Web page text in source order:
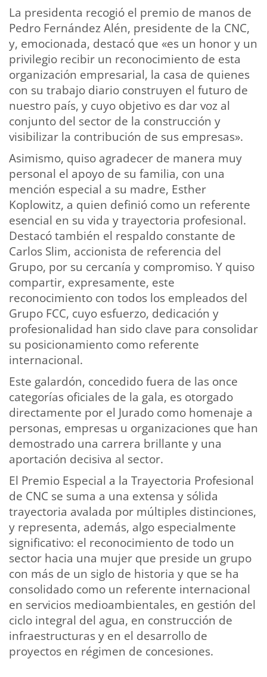
La presidenta recogió el premio de manos de
Pedro Fernández Alén, presidente de la CNC,
y, emocionada, destacó que «es un honor y un
privilegio recibir un reconocimiento de esta
organización empresarial, la casa de quienes
con su trabajo diario construyen el futuro de
nuestro país, y cuyo objetivo es dar voz al
conjunto del sector de la construcción y
visibilizar la contribución de sus empresas».
Asimismo, quiso agradecer de manera muy
personal el apoyo de su familia, con una
mención especial a su madre, Esther
Koplowitz, a quien definió como un referente
esencial en su vida y trayectoria profesional.
Destacó también el respaldo constante de
Carlos Slim, accionista de referencia del
Grupo, por su cercanía y compromiso. Y quiso
compartir, expresamente, este
reconocimiento con todos los empleados del
Grupo FCC, cuyo esfuerzo, dedicación y
profesionalidad han sido clave para consolidar
su posicionamiento como referente
internacional.
Este galardón, concedido fuera de las once
categorías oficiales de la gala, es otorgado
directamente por el Jurado como homenaje a
personas, empresas u organizaciones que han
demostrado una carrera brillante y una
aportación decisiva al sector.
El Premio Especial a la Trayectoria Profesional
de CNC se suma a una extensa y sólida
trayectoria avalada por múltiples distinciones,
y representa, además, algo especialmente
significativo: el reconocimiento de todo un
sector hacia una mujer que preside un grupo
con más de un siglo de historia y que se ha
consolidado como un referente internacional
en servicios medioambientales, en gestión del
ciclo integral del agua, en construcción de
infraestructuras y en el desarrollo de
proyectos en régimen de concesiones.